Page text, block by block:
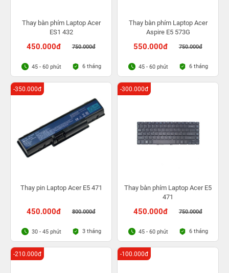
Thay bàn phím Laptop Acer
ES1 432
450.000đ 750.000đ
45 - 60 phút 6 tháng
Thay bàn phím Laptop Acer
Aspire E5 573G
550.000đ 750.000đ
45 - 60 phút 6 tháng
Thay pin Laptop Acer E5 471
450.000đ 800.000đ
-350.000đ
30 - 45 phút 3 tháng
Thay bàn phím Laptop Acer E5
471
450.000đ 750.000đ
-300.000đ
45 - 60 phút 6 tháng
-210.000đ -100.000đ